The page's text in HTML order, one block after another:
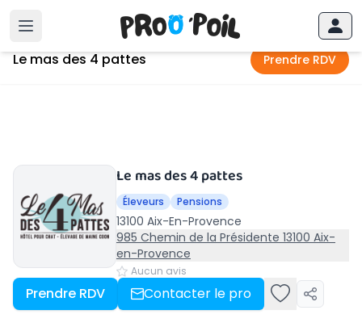
Accueil Aix-En-Provence›Le mas des 4 pattes
Le mas des 4 pattes Prendre RDV
Le mas des 4 pattes
Éleveurs Pensions
13100 Aix-En-Provence
985 Chemin de la Présidente 13100 Aix-
en-Provence
Aucun avis
Prendre RDV Contacter le pro